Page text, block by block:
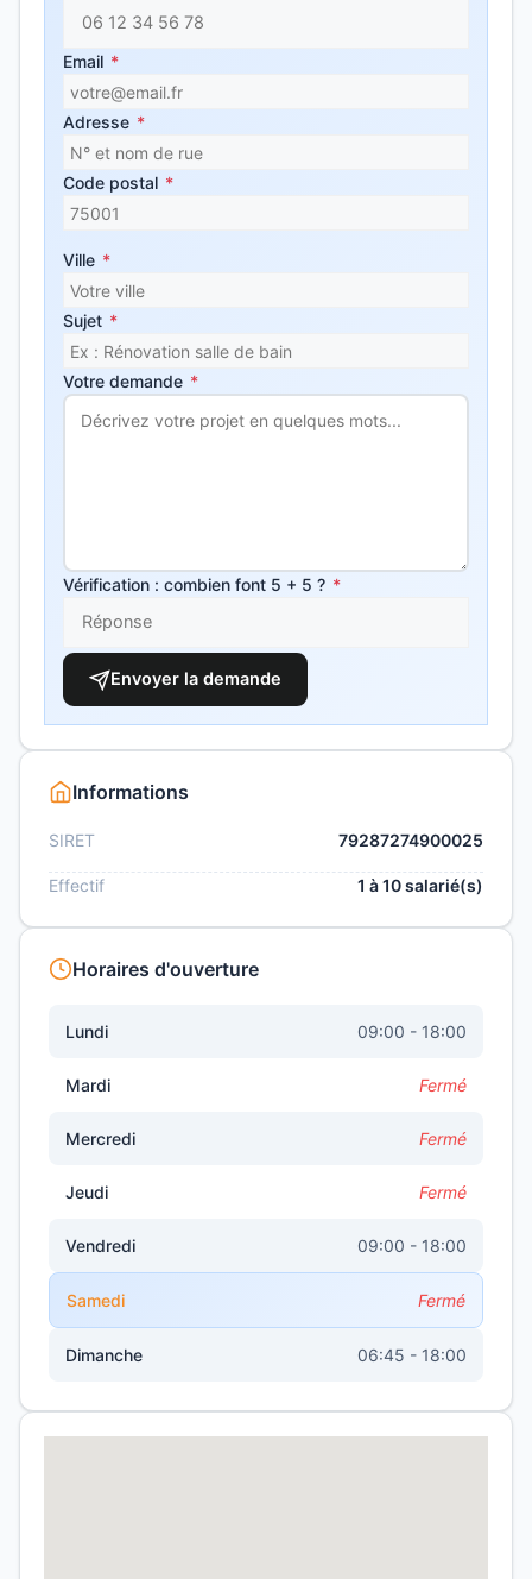
Email *
Adresse *
Code postal *
Ville *
Sujet *
Votre demande *
Vérification : combien font 5 + 5 ? *
Envoyer la demande
Informations
SIRET 79287274900025
Effectif 1 à 10 salarié(s)
Horaires d'ouverture
Lundi 09:00 - 18:00
Mardi Fermé
Mercredi Fermé
Jeudi Fermé
Vendredi 09:00 - 18:00
Samedi Fermé
Dimanche 06:45 - 18:00